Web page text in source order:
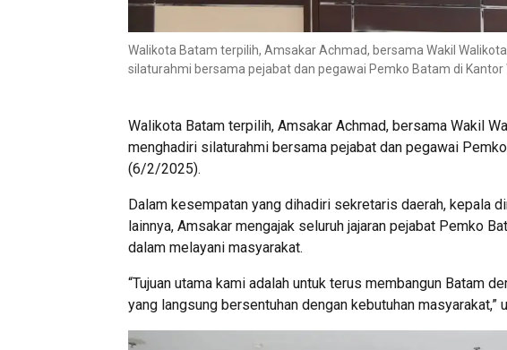
Walikota Batam terpilih, Amsakar Achmad, bersama Wakil
silaturahmi bersama pejabat dan pegawai Pemko Batam di
Walikota Batam terpilih, Amsakar Achmad, bersama Wakil
menghadiri silaturahmi bersama pejabat dan pegawai
(6/2/2025).
Dalam kesempatan yang dihadiri sekretaris daerah, kepala
lainnya, Amsakar mengajak seluruh jajaran pejabat Pemko
dalam melayani masyarakat.
“Tujuan utama kami adalah untuk terus membangun Batam
yang langsung bersentuhan dengan kebutuhan masyarakat,”